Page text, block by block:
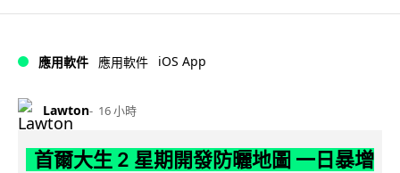
應用軟件 應用軟件 iOS App
Lawton 16 小時
首爾大生 2 星期開發防曬地圖 一日暴增